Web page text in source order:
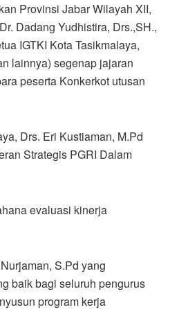
Provinsi Jabar Wilayah XII,
Dadang Yudhistira, Drs.,SH.,
IGTKI Kota Tasikmalaya,
lainnya) segenap jajaran
peserta Konkerkot utusan
Drs. Eri Kustiaman, M.Pd
Strategis PGRI Dalam
evaluasi kinerja
S.Pd yang
baik bagi seluruh pengurus
program kerja